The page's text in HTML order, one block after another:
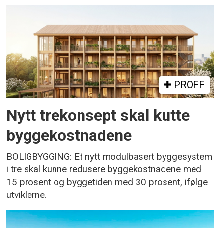
PROFF
Nytt trekonsept skal kutte
byggekostnadene
BOLIGBYGGING: Et nytt modulbasert byggesystem
i tre skal kunne redusere byggekostnadene med
15 prosent og byggetiden med 30 prosent, ifølge
utviklerne.